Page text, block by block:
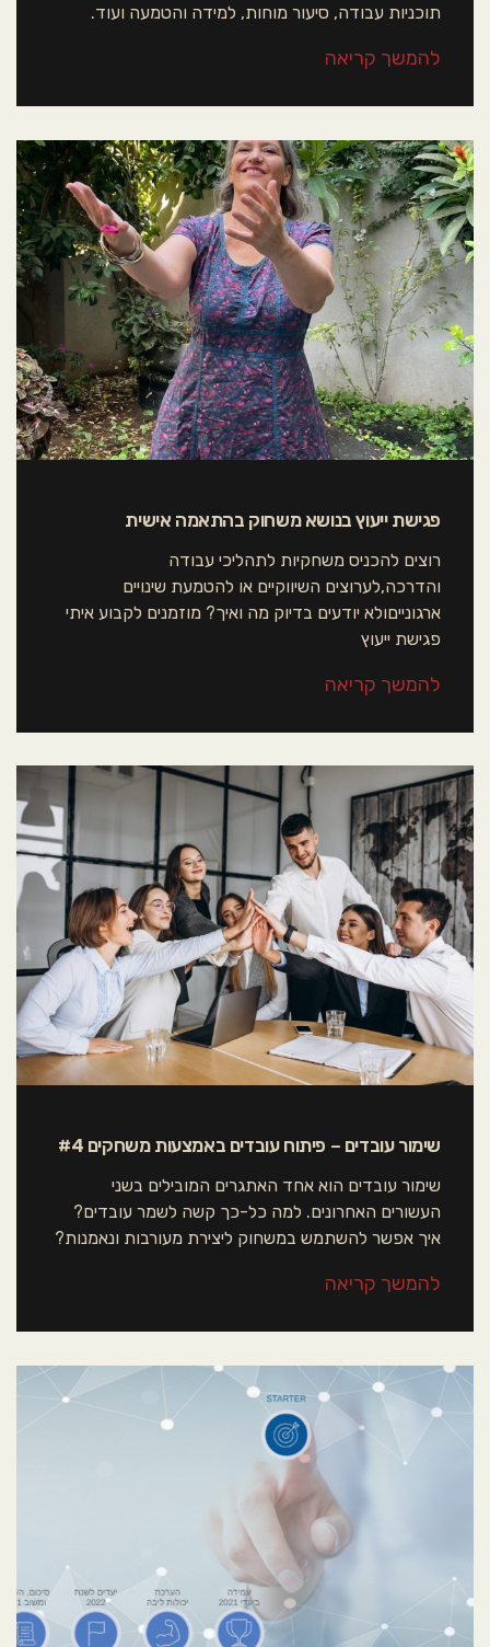
תוכניות עבודה, סיעור מוחות, למידה והטמעה ועוד.
להמשך קריאה
פגישת ייעוץ בנושא משחוק בהתאמה אישית
רוצים להכניס משחקיות לתהליכי עבודה
והדרכה,לערוצים השיווקיים או להטמעת שינויים
ארגונייםולא יודעים בדיוק מה ואיך? מוזמנים לקבוע איתי
פגישת ייעוץ
להמשך קריאה
שימור עובדים – פיתוח עובדים באמצעות משחקים #4
שימור עובדים הוא אחד האתגרים המובילים בשני
העשורים האחרונים. למה כל-כך קשה לשמר עובדים?
איך אפשר להשתמש במשחוק ליצירת מעורבות ונאמנות?
להמשך קריאה